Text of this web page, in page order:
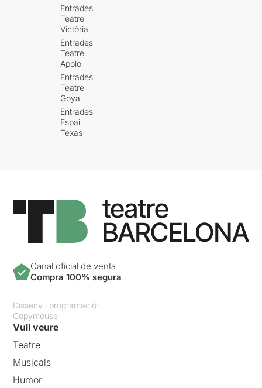
Entrades
Teatre
Victòria
Entrades
Teatre
Apolo
Entrades
Teatre
Goya
Entrades
Espai
Texas
Canal oficial de venta
Compra 100% segura
Disseny i programació:
Copymouse
Vull veure
Teatre
Musicals
Humor